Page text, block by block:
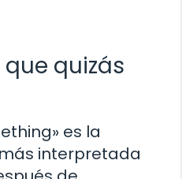
quizás
es la
interpretada